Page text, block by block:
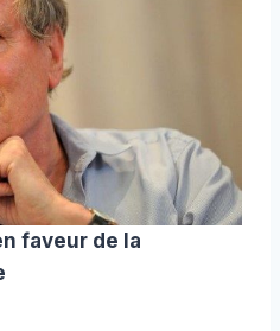
faveur de la